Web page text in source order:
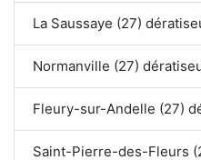
La Saussaye (27)
Normanville (27)
Fleury-sur-Andelle (27)
Saint-Pierre-des-Fleurs